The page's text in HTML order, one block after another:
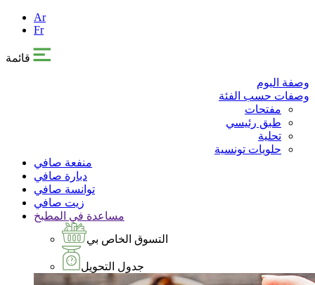
Ar
Fr
قائمة
وصفة اليوم
وصفات حسب الفئة
مفتحات
طبق رئيسي
تحلية
حلويات تونسية
منفعة صافي
دبارة صافي
توانسة صافي
زيت صافي
مساعدة في المطبخ
التسوق الخاص بي
جدول التحويل